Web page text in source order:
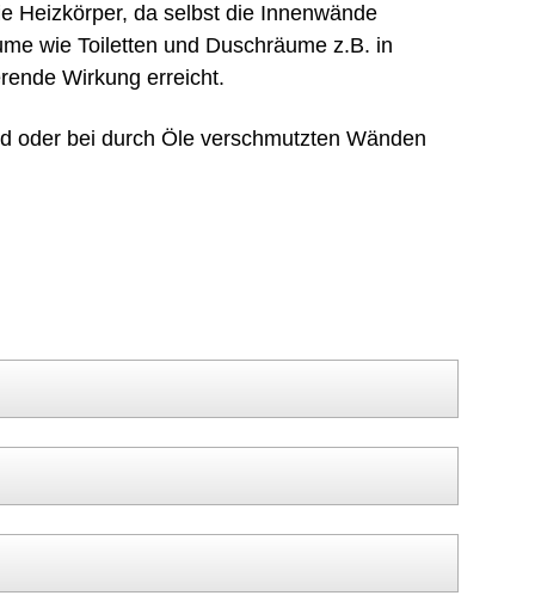
Heizkörper, da selbst die Innenwände
wie Toiletten und Duschräume z.B. in
Wirkung erreicht.
oder bei durch Öle verschmutzten Wänden